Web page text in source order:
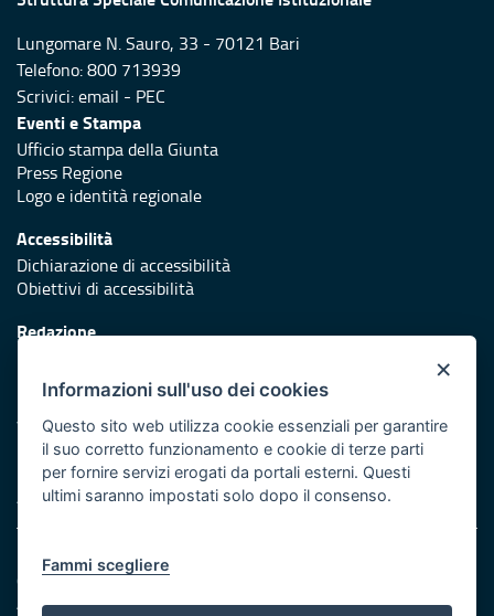
Lungomare N. Sauro, 33 - 70121 Bari
Telefono: 800 713939
Scrivici:email - PEC
Eventi e Stampa
Ufficio stampa della Giunta
Press Regione
Logo e identità regionale
Accessibilità
Dichiarazione di accessibilità
Obiettivi di accessibilità
Redazione
Protezione civile
Vai al sito di Protezione Civile Puglia
Iniziativa finanziata con risorse del POR Puglia 2014/2020 -
Asse XI
Note legali
Cookie e privacy
Amministrazione trasparente
×
Informazioni sull'uso dei cookies
Questo sito web utilizza cookie essenziali per garantire
il suo corretto funzionamento e cookie di terze parti
per fornire servizi erogati da portali esterni. Questi
ultimi saranno impostati solo dopo il consenso.
Fammi scegliere